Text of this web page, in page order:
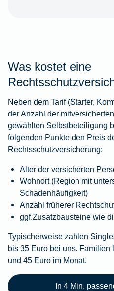
Was kostet eine
Neben dem Tarif (Starter,
der Anzahl der
gewählten Selbstbeteiligung
folgenden Punkte den Preis
Rechtsschutzversicherung:
Alter der versicherten
Wohnort (Region mit
Schadenhäufigkeit)
Anzahl früherer
ggf.Zusatzbausteine wie
Typischerweise zahlen
bis 35 Euro bei uns.
und 45 Euro im Monat.
In 4 Min.